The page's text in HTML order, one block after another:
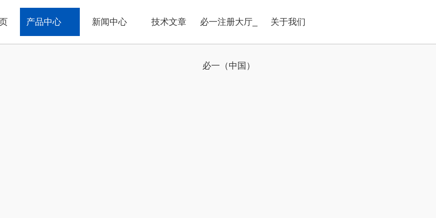
产品中心 新闻中心 技术文章 必一注册大厅_
必一（中国）
关于我们